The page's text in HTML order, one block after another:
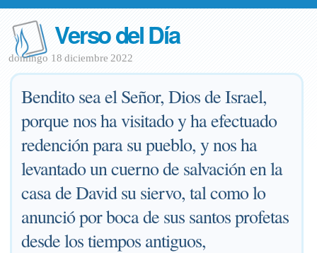
Verso del Día
domingo 18 diciembre 2022
Bendito sea el Señor, Dios de Israel,
porque nos ha visitado y ha efectuado
redención para su pueblo, y nos ha
levantado un cuerno de salvación en la
casa de David su siervo, tal como lo
anunció por boca de sus santos profetas
desde los tiempos antiguos,